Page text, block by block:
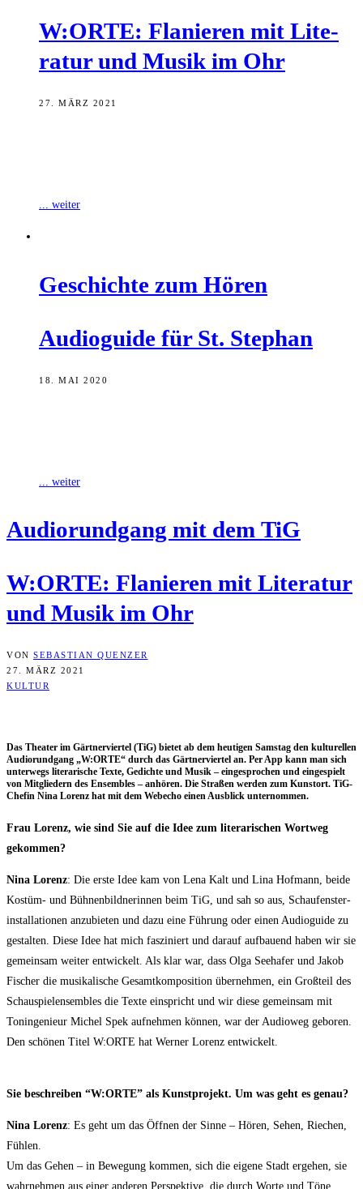
W:ORTE: Fla­nie­ren mit Lite­
ra­tur und Musik im Ohr
27. MÄRZ 2021
... weiter
Geschich­te zum Hören
Audio­gui­de für St. Stephan
18. MAI 2020
... weiter
Audio­rund­gang mit dem TiG
W:ORTE: Fla­nie­ren mit Lite­ra­tur
und Musik im Ohr
VON SEBASTIAN QUENZER
27. MÄRZ 2021
KULTUR
Das Thea­ter im Gärt­ner­vier­tel (TiG) bie­tet ab dem heu­ti­gen Sams­tag den kul­tu­rel­len
Audio­rund­gang „W:ORTE“ durch das Gärt­ner­vier­tel an. Per App kann man sich
unter­wegs lite­ra­ri­sche Tex­te, Gedich­te und Musik – ein­ge­spro­chen und ein­ge­spielt
von Mit­glie­dern des Ensem­bles – anhö­ren. Die Stra­ßen wer­den zum Kunst­ort. TiG-
Che­fin Nina Lorenz hat mit dem Web­echo einen Aus­blick unternommen.
Frau Lorenz, wie sind Sie auf die Idee zum lite­ra­ri­schen Wort­weg
gekommen?
Nina Lorenz: Die ers­te Idee kam von Lena Kalt und Lina Hof­mann, bei­de
Kos­tüm- und Büh­nen­bild­ne­rin­nen beim TiG, und sah so aus, Schau­fens­ter­
in­stal­la­tio­nen anzu­bie­ten und dazu eine Füh­rung oder einen Audio­gui­de zu
gestal­ten. Die­se Idee hat mich fas­zi­niert und dar­auf auf­bau­end haben wir sie
gemein­sam wei­ter ent­wi­ckelt. Als klar war, dass Olga See­ha­fer und Jakob
Fischer die musi­ka­li­sche Gesamt­kom­po­si­ti­on über­neh­men, ein Groß­teil des
Schau­spiel­ensem­bles die Tex­te ein­spricht und wir die­se gemein­sam mit
Ton­in­ge­nieur Michel Spek auf­neh­men kön­nen, war der Audio­weg gebo­ren.
Den schö­nen Titel W:ORTE hat Wer­ner Lorenz entwickelt.
Sie beschrei­ben “W:ORTE” als Kunst­pro­jekt. Um was geht es genau?
Nina Lorenz: Es geht um das Öff­nen der Sin­ne – Hören, Sehen, Rie­chen,
Füh­len.
Um das Gehen – in Bewe­gung kom­men, sich die eige­ne Stadt erge­hen, sie
wahr­neh­men aus einer ande­ren Per­spek­ti­ve, die durch Wor­te und Töne,